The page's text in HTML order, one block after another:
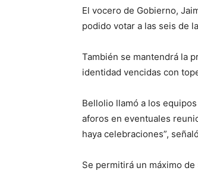
El vocero de Gobierno,
podido votar a las seis de
También se mantendrá la
identidad vencidas con
Bellolio llamó a los
aforos en eventuales
haya celebraciones”,
Se permitirá un máximo